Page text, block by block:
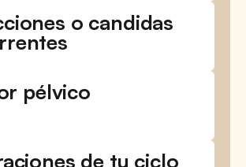
o candidas
pélvico
de tu ciclo